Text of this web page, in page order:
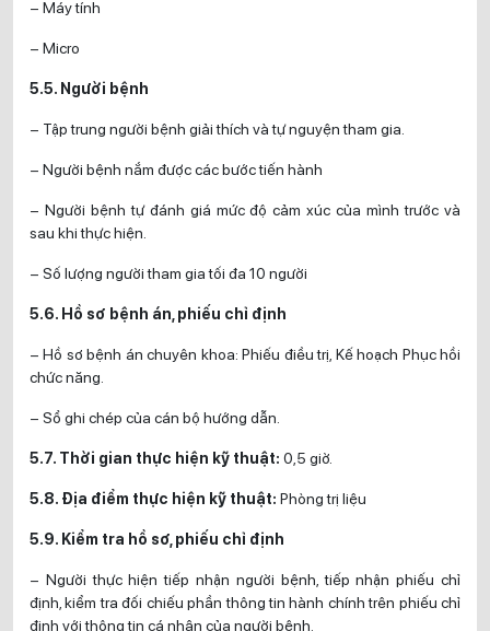
– Máy tính
– Micro
5.5. Người bệnh
– Tập trung người bệnh giải thích và tự nguyện tham gia.
– Người bệnh nắm được các bước tiến hành
– Người bệnh tự đánh giá mức độ cảm xúc của mình trước và
sau khi thực hiện.
– Số lượng người tham gia tối đa 10 người
5.6. Hồ sơ bệnh án, phiếu chỉ định
– Hồ sơ bệnh án chuyên khoa: Phiếu điều trị, Kế hoạch Phục hồi
chức năng.
– Sổ ghi chép của cán bộ hướng dẫn.
5.7. Thời gian thực hiện kỹ thuật: 0,5 giờ.
5.8. Địa điểm thực hiện kỹ thuật: Phòng trị liệu
5.9. Kiểm tra hồ sơ, phiếu chỉ định
– Người thực hiện tiếp nhận người bệnh, tiếp nhận phiếu chỉ
định, kiểm tra đối chiếu phần thông tin hành chính trên phiếu chỉ
định với thông tin cá nhân của người bệnh.